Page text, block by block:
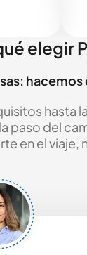
elegir
hasta
paso del
en el viaje,